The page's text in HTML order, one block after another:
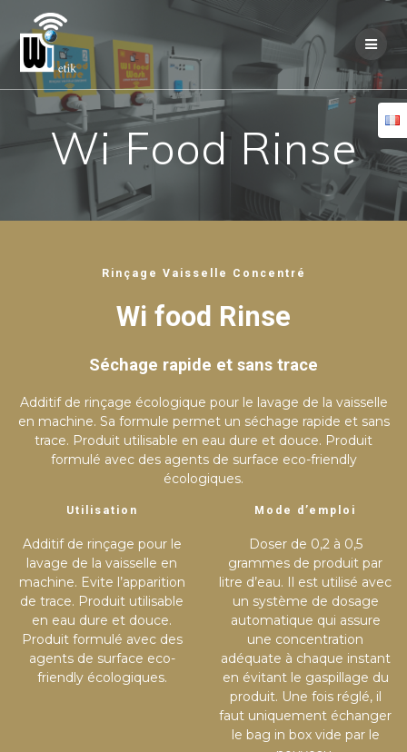
content
Wi Food Rinse
Rinçage Vaisselle Concentré
Wi food Rinse
Séchage rapide et sans trace
Additif de rinçage écologique pour le lavage de la vaisselle
en machine. Sa formule permet un séchage rapide et sans
trace. Produit utilisable en eau dure et douce. Produit
formulé avec des agents de surface eco-friendly
écologiques.
Utilisation
Additif de rinçage pour le
lavage de la vaisselle en
machine. Evite l’apparition
de trace. Produit utilisable
en eau dure et douce.
Produit formulé avec des
agents de surface eco-
friendly écologiques.
Mode d’emploi
Doser de 0,2 à 0,5
grammes de produit par
litre d’eau. Il est utilisé avec
un système de dosage
automatique qui assure
une concentration
adéquate à chaque instant
en évitant le gaspillage du
produit. Une fois réglé, il
faut uniquement échanger
le bag in box vide par le